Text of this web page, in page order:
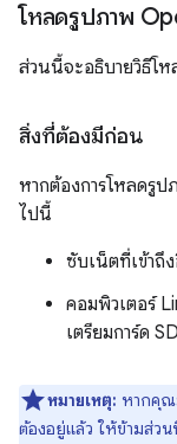
โหลดรูปภาพ
ส่วนนี้จะอธิบายวิธีโ
สิ่งที่ต้องมีก่อน
หากต้องการโหลดรู
ไปนี้
ซับเน็ตที่เข้าถึ
คอมพิวเตอร์
เตรียมการ์ด
หมายเหตุ: หากคุณ
ต้องอยู่แล้ว ให้ข้ามส่วน